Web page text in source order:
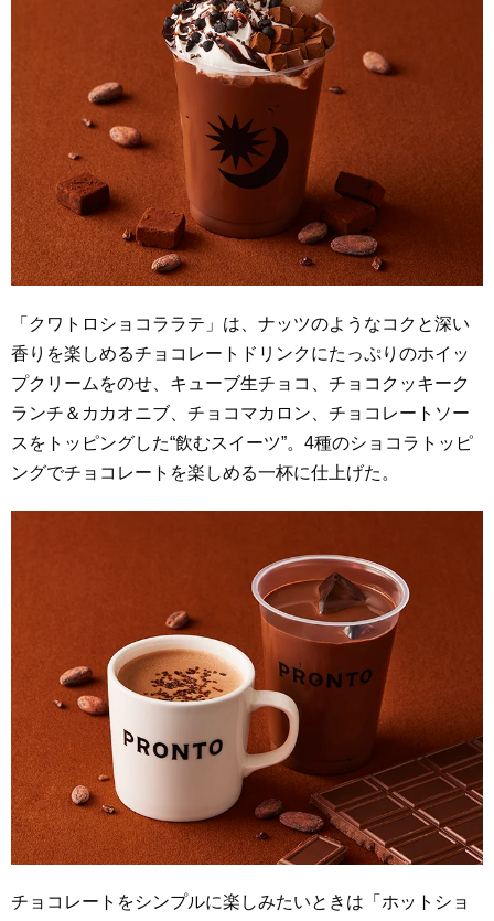
「クワトロショコララテ」は、ナッツのようなコクと深い
香りを楽しめるチョコレートドリンクにたっぷりのホイッ
プクリームをのせ、キューブ生チョコ、チョコクッキーク
ランチ＆カカオニブ、チョコマカロン、チョコレートソー
スをトッピングした“飲むスイーツ”。4種のショコラトッピ
ングでチョコレートを楽しめる一杯に仕上げた。
チョコレートをシンプルに楽しみたいときは「ホットショ